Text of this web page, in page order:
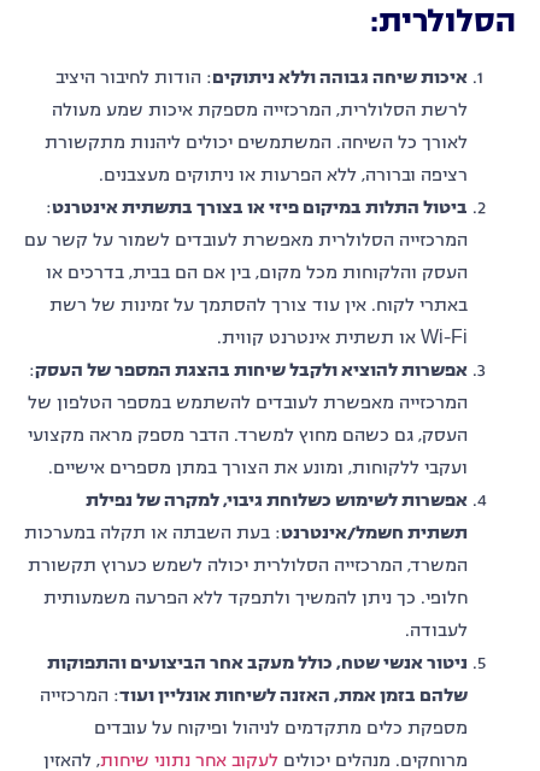
הסלולרית:
איכות שיחה גבוהה וללא ניתוקים: הודות לחיבור היציב
לרשת הסלולרית, המרכזייה מספקת איכות שמע מעולה
לאורך כל השיחה. המשתמשים יכולים ליהנות מתקשורת
רציפה וברורה, ללא הפרעות או ניתוקים מעצבנים.
ביטול התלות במיקום פיזי או בצורך בתשתית אינטרנט:
המרכזייה הסלולרית מאפשרת לעובדים לשמור על קשר עם
העסק והלקוחות מכל מקום, בין אם הם בבית, בדרכים או
באתרי לקוח. אין עוד צורך להסתמך על זמינות של רשת
Wi-Fi או תשתית אינטרנט קווית.
אפשרות להוציא ולקבל שיחות בהצגת המספר של העסק:
המרכזייה מאפשרת לעובדים להשתמש במספר הטלפון של
העסק, גם כשהם מחוץ למשרד. הדבר מספק מראה מקצועי
ועקבי ללקוחות, ומונע את הצורך במתן מספרים אישיים.
אפשרות לשימוש כשלוחת גיבוי, למקרה של נפילת
תשתית חשמל/אינטרנט: בעת השבתה או תקלה במערכות
המשרד, המרכזייה הסלולרית יכולה לשמש כערוץ תקשורת
חלופי. כך ניתן להמשיך ולתפקד ללא הפרעה משמעותית
לעבודה.
ניטור אנשי שטח, כולל מעקב אחר הביצועים והתפוקות
שלהם בזמן אמת, האזנה לשיחות אונליין ועוד: המרכזייה
מספקת כלים מתקדמים לניהול ופיקוח על עובדים
מרוחקים. מנהלים יכולים לעקוב אחר נתוני שיחות, להאזין